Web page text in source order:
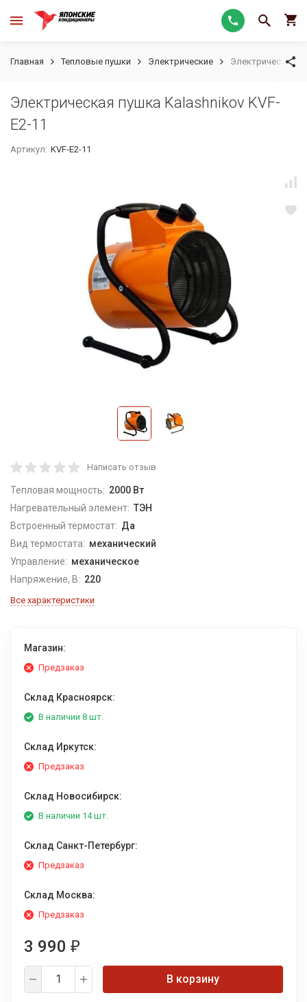
Главная Тепловые пушки Электрические Электрическая
Электрическая пушка Kalashnikov KVF-
E2-11
Артикул: KVF-E2-11
Написать отзыв
Тепловая мощность: 2000 Вт
Нагревательный элемент: ТЭН
Встроенный термостат: Да
Вид термостата: механический
Управление: механическое
Напряжение, В: 220
Все характеристики
Магазин:
Предзаказ
Склад Красноярск:
В наличии 8 шт.
Склад Иркутск:
Предзаказ
Склад Новосибирск:
В наличии 14 шт.
Склад Санкт-Петербург:
Предзаказ
Склад Москва:
Предзаказ
3 990 ₽
В корзину